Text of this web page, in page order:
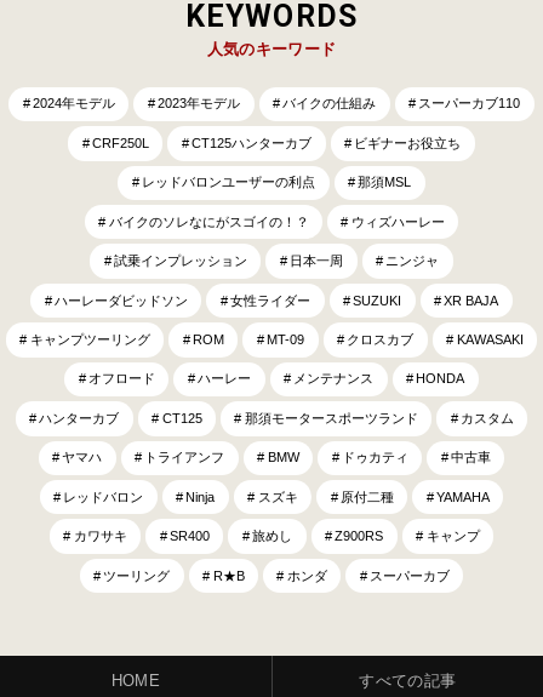
KEYWORDS
人気のキーワード
2024年モデル 2023年モデル バイクの仕組み スーパーカブ110
CRF250L CT125ハンターカブ ビギナーお役立ち
レッドバロンユーザーの利点 那須MSL
バイクのソレなにがスゴイの！？ ウィズハーレー
試乗インプレッション 日本一周 ニンジャ
ハーレーダビッドソン 女性ライダー SUZUKI XR BAJA
キャンプツーリング ROM MT-09 クロスカブ KAWASAKI
オフロード ハーレー メンテナンス HONDA
ハンターカブ CT125 那須モータースポーツランド カスタム
ヤマハ トライアンフ BMW ドゥカティ 中古車
レッドバロン Ninja スズキ 原付二種 YAMAHA
カワサキ SR400 旅めし Z900RS キャンプ
ツーリング R★B ホンダ スーパーカブ
HOME すべての記事